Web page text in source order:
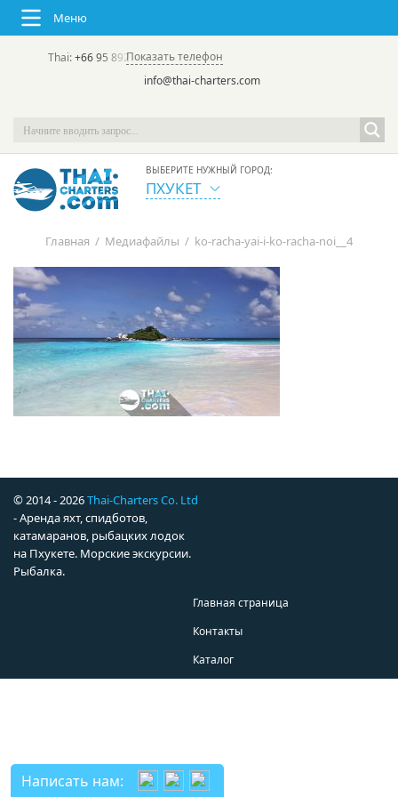
Меню
Thai:+66 95 892 7646(rus/eng) | в России:
Показать телефон
info@thai-charters.com
ВЫБЕРИТЕ НУЖНЫЙ ГОРОД:
ПХУКЕТ
Главная / Медиафайлы / ko-racha-yai-i-ko-racha-noi__4
© 2014 - 2026Thai-Charters Co. Ltd
- Аренда яхт, спидботов,
катамаранов, рыбацких лодок
на Пхукете. Морские экскурсии.
Рыбалка.
Главная страница
Контакты
Каталог
Написать нам: